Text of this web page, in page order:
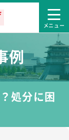
例
処分に困